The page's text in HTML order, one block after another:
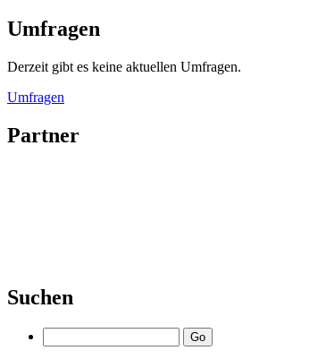
Umfragen
Derzeit gibt es keine aktuellen Umfragen.
Umfragen
Partner
Suchen